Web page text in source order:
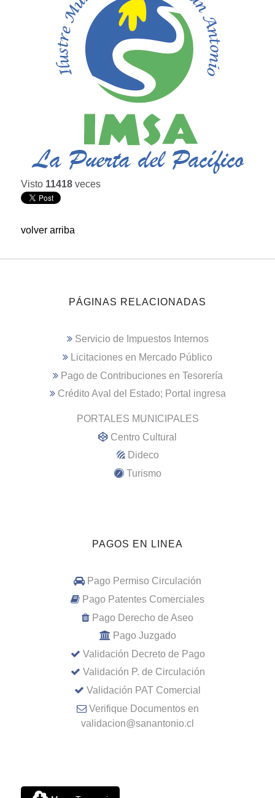
Visto 11418 veces
volver arriba
PÁGINAS RELACIONADAS
Servicio de Impuestos Internos
Licitaciones en Mercado Público
Pago de Contribuciones en Tesorería
Crédito Aval del Estado; Portal ingresa
PORTALES MUNICIPALES
Centro Cultural
Dideco
Turismo
PAGOS EN LINEA
Pago Permiso Circulación
Pago Patentes Comerciales
Pago Derecho de Aseo
Pago Juzgado
Validación Decreto de Pago
Validación P. de Circulación
Validación PAT Comercial
Verifique Documentos en
validacion@sanantonio.cl